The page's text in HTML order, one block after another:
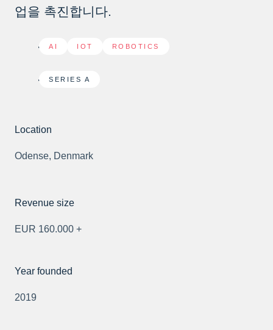
업을 촉진합니다.
AI IOT ROBOTICS
SERIES A
Location
Odense, Denmark
Revenue size
EUR 160.000 +
Year founded
2019